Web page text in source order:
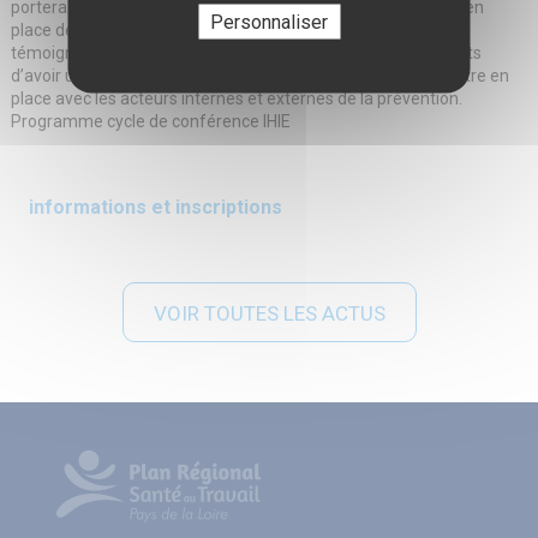
portera essentiellement sur le rôle des acteurs dans la mise en
place des démarches de prévention des entreprises. Les
témoignages des professionnels permettront aux participants
d’avoir une approche pratique et concrète des actions à mettre en
place avec les acteurs internes et externes de la prévention.
Programme cycle de conférence IHIE
informations et inscriptions
VOIR TOUTES LES ACTUS
Personnaliser